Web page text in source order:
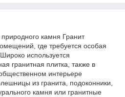
камня Гранит
где требуется особая
используется
гранитная плитка, также в
интерьере
из гранита, подоконники,
камня или гранитные